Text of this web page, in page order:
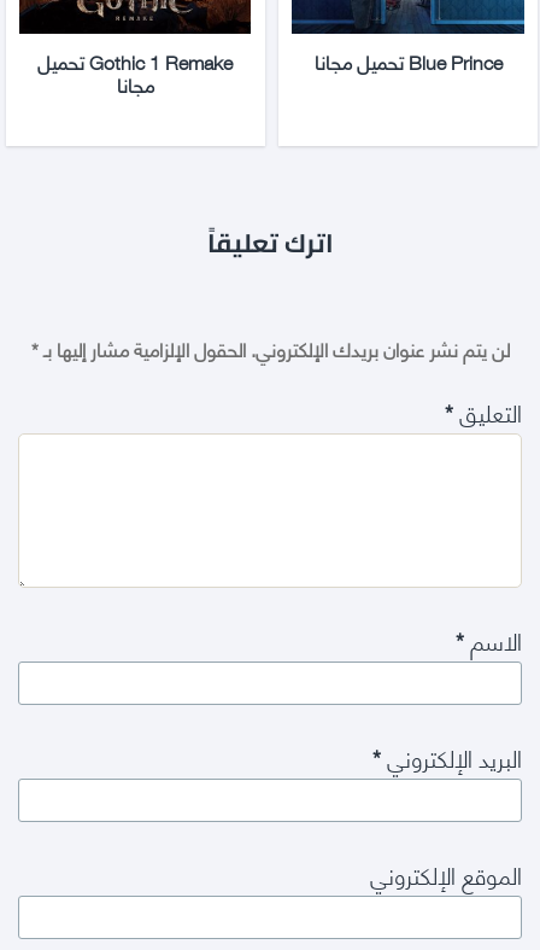
Blue Prince تحميل مجانا Gothic 1 Remake تحميل
مجانا
اترك تعليقاً
لن يتم نشر عنوان بريدك الإلكتروني.الحقول الإلزامية مشار إليها بـ*
التعليق*
الاسم*
البريد الإلكتروني*
الموقع الإلكتروني